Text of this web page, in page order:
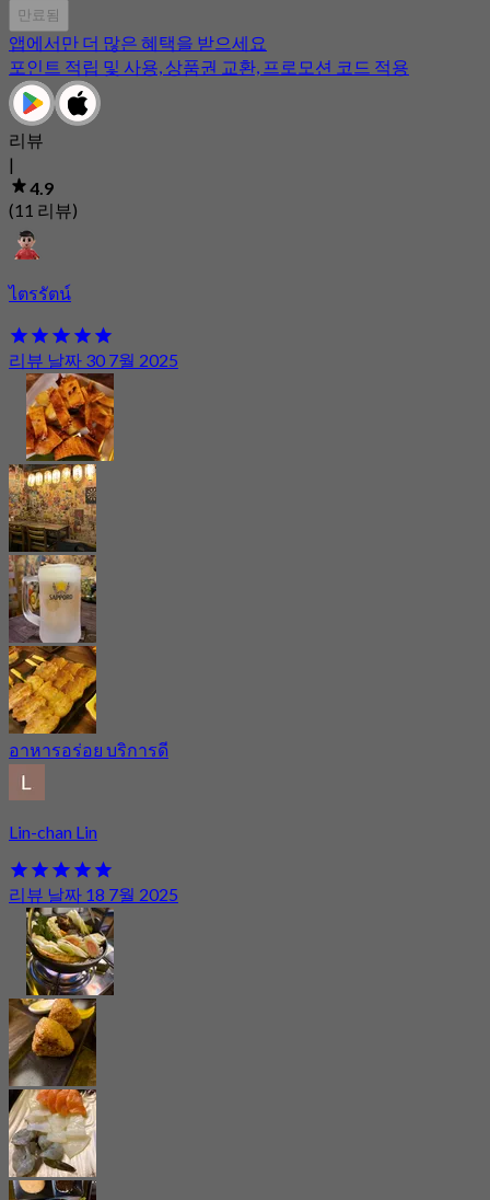
만료됨
앱에서만 더 많은 혜택을 받으세요
포인트 적립 및 사용, 상품권 교환, 프로모션 코드 적용
리뷰
|
4.9
(11 리뷰)
ไตรรัตน์
리뷰 날짜 30 7월 2025
อาหารอร่อย บริการดี
Lin-chan Lin
리뷰 날짜 18 7월 2025